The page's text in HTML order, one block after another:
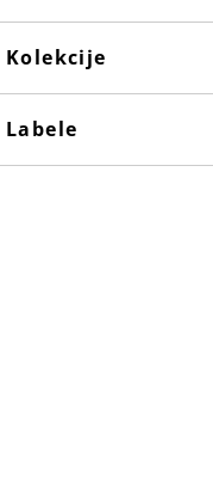
Kolekcije
Labele